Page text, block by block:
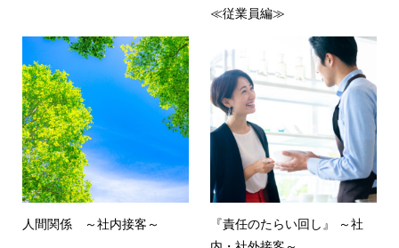
≪従業員編≫
人間関係 ～社内接客～
『責任のたらい回し』 ～社